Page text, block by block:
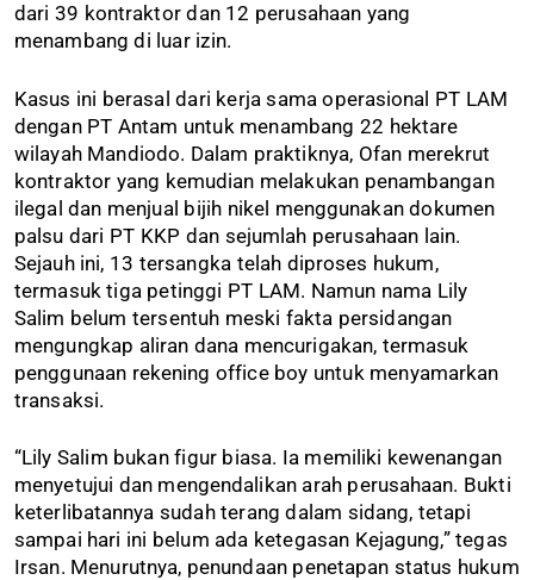
dari 39 kontraktor dan 12 perusahaan yang
menambang di luar izin.
Kasus ini berasal dari kerja sama operasional PT LAM
dengan PT Antam untuk menambang 22 hektare
wilayah Mandiodo. Dalam praktiknya, Ofan merekrut
kontraktor yang kemudian melakukan penambangan
ilegal dan menjual bijih nikel menggunakan dokumen
palsu dari PT KKP dan sejumlah perusahaan lain.
Sejauh ini, 13 tersangka telah diproses hukum,
termasuk tiga petinggi PT LAM. Namun nama Lily
Salim belum tersentuh meski fakta persidangan
mengungkap aliran dana mencurigakan, termasuk
penggunaan rekening office boy untuk menyamarkan
transaksi.
“Lily Salim bukan figur biasa. Ia memiliki kewenangan
menyetujui dan mengendalikan arah perusahaan. Bukti
keterlibatannya sudah terang dalam sidang, tetapi
sampai hari ini belum ada ketegasan Kejagung,” tegas
Irsan. Menurutnya, penundaan penetapan status hukum